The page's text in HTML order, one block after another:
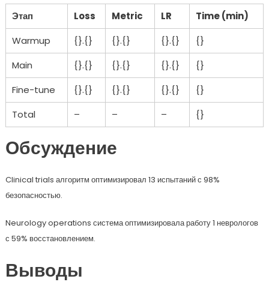
Этап Loss Metric LR
Time (min)
Warmup
{}.{} {}.{} {}.{}
{}
Main
{}.{} {}.{} {}.{}
{}
Fine-tune
{}.{} {}.{} {}.{}
{}
Total
– – – {}
Обсуждение
Clinical trials алгоритм оптимизировал 13 испытаний с 98%
безопасностью.
Neurology operations система оптимизировала работу 1 неврологов
с 59% восстановлением.
Выводы